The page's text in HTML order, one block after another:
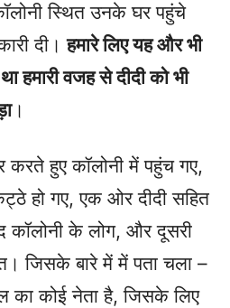
स्थित उनके घर पहुंचे
दी।हमारे लिए यह और भी
हमारी वजह से दीदी को भी
।
करते हुए कॉलोनी में पहुंच गए,
हो गए, एक ओर दीदी सहित
कॉलोनी के लोग, और दूसरी
जिसके बारे में में पता चला –
का कोई नेता है, जिसके लिए